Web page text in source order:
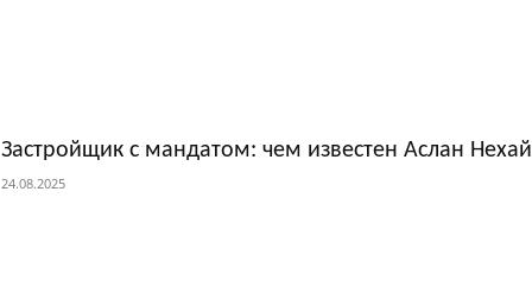
Застройщик с мандатом: чем известен Аслан Нехай
24.08.2025